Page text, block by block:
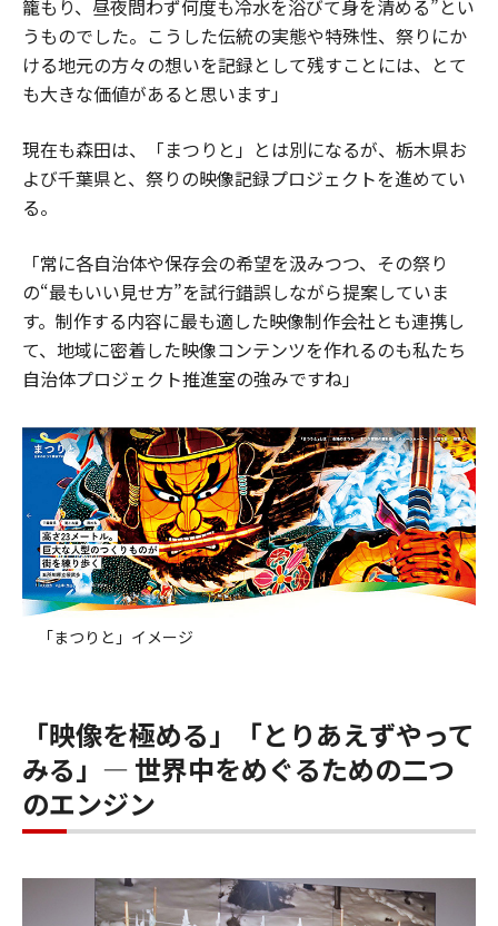
籠もり、昼夜問わず何度も冷水を浴びて身を清める”とい
うものでした。こうした伝統の実態や特殊性、祭りにか
ける地元の方々の想いを記録として残すことには、とて
も大きな価値があると思います」
現在も森田は、「まつりと」とは別になるが、栃木県お
よび千葉県と、祭りの映像記録プロジェクトを進めてい
る。
「常に各自治体や保存会の希望を汲みつつ、その祭り
の“最もいい見せ方”を試行錯誤しながら提案していま
す。制作する内容に最も適した映像制作会社とも連携し
て、地域に密着した映像コンテンツを作れるのも私たち
自治体プロジェクト推進室の強みですね」
「まつりと」イメージ
「映像を極める」「とりあえずやって
みる」― 世界中をめぐるための二つ
のエンジン